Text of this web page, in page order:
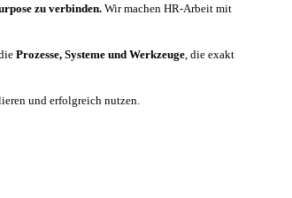
zu verbinden.Wir machen HR-Arbeit mit
Prozesse, Systeme und Werkzeuge , die exakt
und erfolgreich nutzen.